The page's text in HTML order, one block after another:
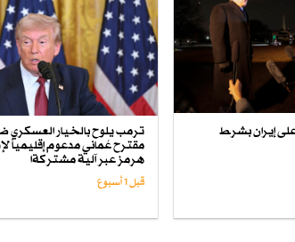
إيران بشرط
ترمب يلوح بالخيار العسكري
مقترح عُماني مدعوم إقليمياً
هرمز عبر آلية مشتركةا
قبل 1 أسبوع